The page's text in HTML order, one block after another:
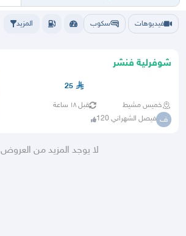
فيديوهات سكوب المزيد
شوفرلية فنشر
25
خميس مشيط قبل ١٨ ساعة
ف فيصل الشهراني 120
لا يوجد المزيد من العروض